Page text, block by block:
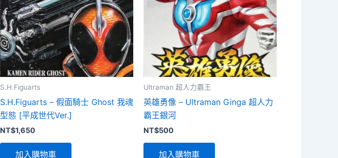
S.H.Figuarts
S.H.Figuarts – 假面騎士 Ghost 我魂
型態 [平成世代Ver.]
NT$1,650
加入購物車
Ultraman 超人力霸王
英雄勇像 – Ultraman Ginga 超人力
霸王銀河
NT$500
加入購物車